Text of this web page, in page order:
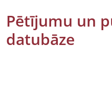
Pētījumu un
datubāze